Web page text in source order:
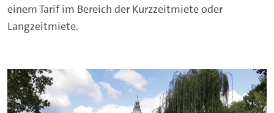
einem Tarif im Bereich der Kurzzeitmiete oder
Langzeitmiete.